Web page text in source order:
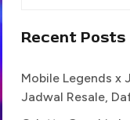
Recent Posts
Mobile Legends x
Jadwal Resale,